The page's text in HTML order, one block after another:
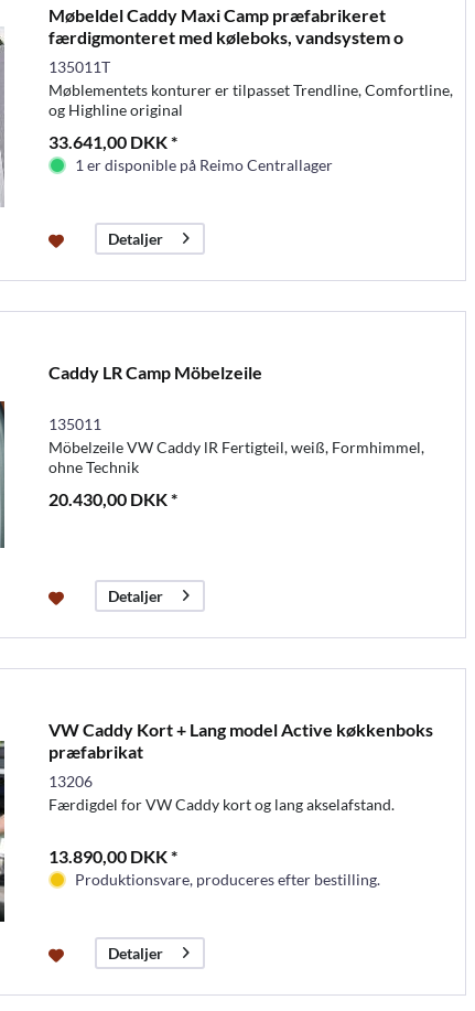
Møbeldel Caddy Maxi Camp præfabrikeret
færdigmonteret med køleboks, vandsystem o
135011T
Møblementets konturer er tilpasset Trendline, Comfortline,
og Highline original
33.641,00 DKK *
1 er disponible på Reimo Centrallager
Detaljer
Caddy LR Camp Möbelzeile
135011
Möbelzeile VW Caddy lR Fertigteil, weiß, Formhimmel,
ohne Technik
20.430,00 DKK *
Detaljer
VW Caddy Kort + Lang model Active køkkenboks
præfabrikat
13206
Færdigdel for VW Caddy kort og lang akselafstand.
13.890,00 DKK *
Produktionsvare, produceres efter bestilling.
Detaljer